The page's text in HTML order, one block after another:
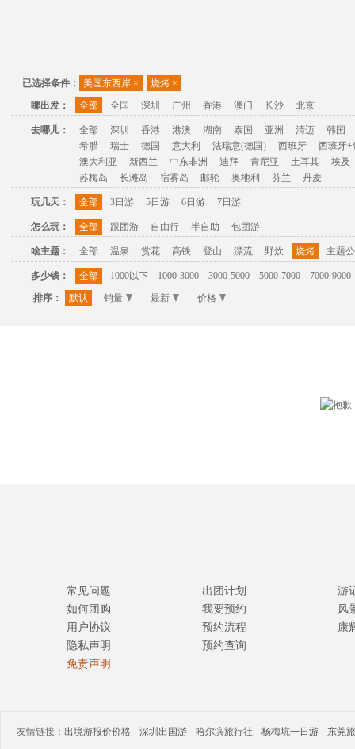
已选择条件： 美国东西岸 × 烧烤 ×
哪出发：
全部 全国 深圳 广州 香港 澳门 长沙 北京
去哪儿： 全部 深圳 香港 港澳 湖南 泰国 亚洲 清迈
韩国
希腊
瑞士 德国 意大利 法瑞意(德国) 西班牙
西班牙+
澳大利亚
新西兰 中东非洲 迪拜 肯尼亚 土耳其
埃及
苏梅岛
长滩岛 宿雾岛 邮轮 奥地利 芬兰 丹麦
玩几天： 全部 3日游 5日游 6日游 7日游
怎么玩： 全部 跟团游 自由行 半自助 包团游
啥主题： 全部 温泉 赏花 高铁 登山 漂流 野炊 烧烤 主题
多少钱： 全部 1000以下 1000-3000 3000-5000 5000-7000
7000-9000
排序：
默认 销量 最新 价格
常见问题
如何团购
用户协议
隐私声明
免责声明
出团计划
我要预约
预约流程
预约查询
游
风
康
友情链接： 出境游报价价格 深圳出国游 哈尔滨旅行社 杨梅坑一日游 东莞